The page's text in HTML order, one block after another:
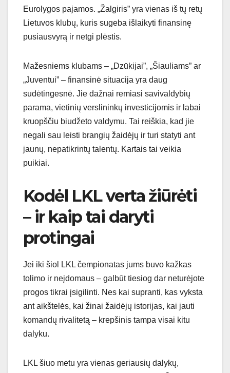
Eurolygos pajamos. „Žalgiris” yra vienas iš tų retų
Lietuvos klubų, kuris sugeba išlaikyti finansinę
pusiausvyrą ir netgi plėstis.
Mažesniems klubams – „Dzūkijai”, „Šiauliams” ar
„Juventui” – finansinė situacija yra daug
sudėtingesnė. Jie dažnai remiasi savivaldybių
parama, vietinių verslininkų investicijomis ir labai
kruopščiu biudžeto valdymu. Tai reiškia, kad jie
negali sau leisti brangių žaidėjų ir turi statyti ant
jaunų, nepatikrintų talentų. Kartais tai veikia
puikiai.
Kodėl LKL verta žiūrėti
– ir kaip tai daryti
protingai
Jei iki šiol LKL čempionatas jums buvo kažkas
tolimo ir neįdomaus – galbūt tiesiog dar neturėjote
progos tikrai įsigilinti. Nes kai supranti, kas vyksta
ant aikštelės, kai žinai žaidėjų istorijas, kai jauti
komandų rivalitetą – krepšinis tampa visai kitu
dalyku.
LKL šiuo metu yra vienas geriausių dalykų,